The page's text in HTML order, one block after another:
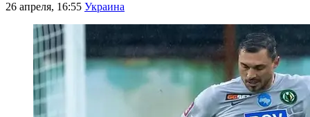
26 апреля, 16:55 Украина